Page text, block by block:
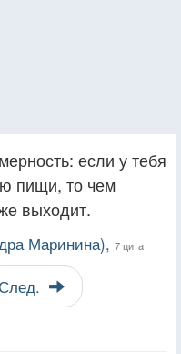
если у тебя
пищи, то чем
выходит.
Маринина), 7 цитат
След.